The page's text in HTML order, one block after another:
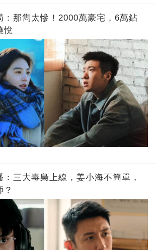
：那雋太慘！2000萬豪宅，6萬鉆
悅
：三大毒梟上線，姜小海不簡單，
？